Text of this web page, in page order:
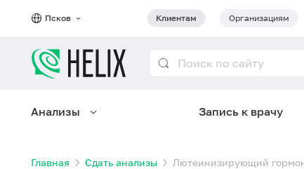
Псков Клиентам Организациям
Анализы Запись к врачу
Главная Сдать анализы Лютеинизирующий